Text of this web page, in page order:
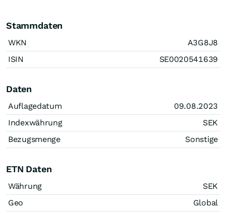
Stammdaten
WKN
A3G8J8
ISIN
SE0020541639
Daten
Auflagedatum
09.08.2023
Indexwährung
SEK
Bezugsmenge
Sonstige
ETN Daten
Währung
SEK
Geo
Global